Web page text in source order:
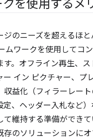
を使用するメ
ジのニーズを超えるほ
ムワークを使用してコ
す。オフライン再生、ス
ー イン ピクチャー、プ
収益化（フィラーレー
定、ヘッダー入札など
て維持する準備ができ
存のソリューションに